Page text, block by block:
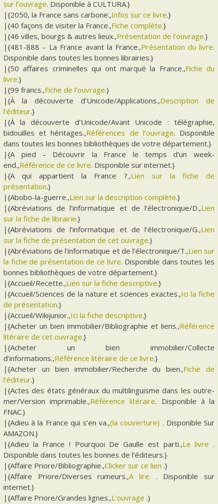
sur l’ouvrage. Disponible à CULTURA.}
|{2050, la France sans carbone.,Infos sur ce livre.}
|{40 façons de visiter la France.,Fiche complète.}
|{46 villes, bourgs & autres lieux.,Présentation de l’ouvrage.}
|{481-888 – La France avant la France.,Présentation du livre.
Disponible dans toutes les bonnes librairies.}
|{50 affaires criminelles qui ont marqué la France.,Fiche du
livre.}
|{99 francs.,Fiche de l’ouvrage.}
|{À la découverte d’Unicode/Applications.,Description de
l’éditeur.}
|{À la découverte d’Unicode/Avant Unicode : télégraphie,
bidouilles et héritages.,Références de l’ouvrage. Disponible
dans toutes les bonnes bibliothèques de votre département.}
|{A pied – Découvrir la France le temps d’un week-
end.,Référence de ce livre. Disponible sur internet.}
|{A qui appartient la France ?.,Lien sur la fiche de
présentation.}
|{Abobo-la-guerre.,Lien sur la description complète.}
|{Abréviations de l’informatique et de l’électronique/D.,Lien
sur la fiche de librairie.}
|{Abréviations de l’informatique et de l’électronique/G.,Lien
sur la fiche de présentation de cet ouvrage.}
|{Abréviations de l’informatique et de l’électronique/T.,Lien sur
la fiche de présentation de ce livre. Disponible dans toutes les
bonnes bibliothèques de votre département.}
|{Accueil/Recette.,Lien sur la fiche descriptive.}
|{Accueil/Sciences de la nature et sciences exactes.,Ici la fiche
de présentation.}
|{Accueil/Wikijunior.,Ici la fiche descriptive.}
|{Acheter un bien immobilier/Bibliographie et liens.,Référence
litéraire de cet ouvrage.}
|{Acheter un bien immobilier/Collecte
d’informations.,Référence litéraire de ce livre.}
|{Acheter un bien immobilier/Recherche du bien.,Fiche de
l’éditeur.}
|{Actes des états généraux du multilinguisme dans les outre-
mer/Version imprimable.,Référence litéraire. Disponible à la
FNAC.}
|{Adieu à la France qui s’en va.,(la couverture) . Disponible Sur
AMAZON.}
|{Adieu la France ! Pourquoi De Gaulle est parti.,Le livre .
Disponible dans toutes les bonnes de l’éditeurs.}
|{Affaire Priore/Bibliographie.,Clicker sur ce lien .}
|{Affaire Priore/Diverses rumeurs.,A lire. . Disponible sur
internet.}
|{Affaire Priore/Grandes lignes.,L’ouvrage .}